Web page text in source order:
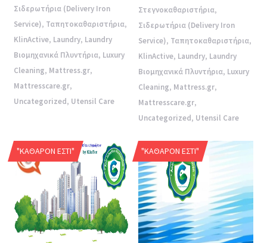
Σιδερωτήρια (Delivery Iron
Service), Ταπητοκαθαριστήρια,
KlinActive, Laundry, Laundry
Βιομηχανικά Πλυντήρια, Luxury
Cleaning, Mattress.gr,
Mattresscare.gr,
Uncategorized, Utensil Care
Στεγνοκαθαριστήρια,
Σιδερωτήρια (Delivery Iron
Service), Ταπητοκαθαριστήρια,
KlinActive, Laundry, Laundry
Βιομηχανικά Πλυντήρια, Luxury
Cleaning, Mattress.gr,
Mattresscare.gr,
Uncategorized, Utensil Care
"ΚΑΘΑΡΌΝ ΕΣΤΊ" "ΚΑΘΑΡΌΝ ΕΣΤΊ"